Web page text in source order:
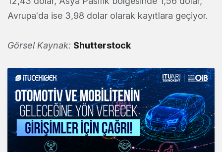
Avrupa'da ise 3,98 dolar olarak kayıtlara geçiyor.
Görsel Kaynak: Shutterstock